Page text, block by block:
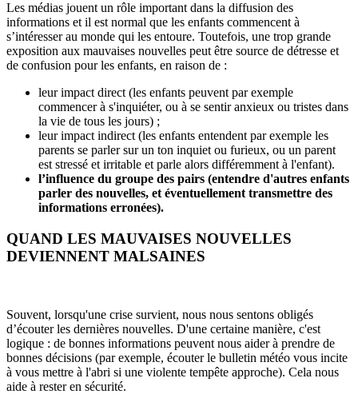
Les médias jouent un rôle important dans la diffusion des
informations et il est normal que les enfants commencent à
s’intéresser au monde qui les entoure. Toutefois, une trop grande
exposition aux mauvaises nouvelles peut être source de détresse et
de confusion pour les enfants, en raison de :
leur impact direct (les enfants peuvent par exemple
commencer à s'inquiéter, ou à se sentir anxieux ou tristes dans
la vie de tous les jours) ;
leur impact indirect (les enfants entendent par exemple les
parents se parler sur un ton inquiet ou furieux, ou un parent
est stressé et irritable et parle alors différemment à l'enfant).
l’influence du groupe des pairs (entendre d'autres enfants
parler des nouvelles, et éventuellement transmettre des
informations erronées).
QUAND LES MAUVAISES NOUVELLES
DEVIENNENT MALSAINES
Souvent, lorsqu'une crise survient, nous nous sentons obligés
d’écouter les dernières nouvelles. D'une certaine manière, c'est
logique : de bonnes informations peuvent nous aider à prendre de
bonnes décisions (par exemple, écouter le bulletin météo vous incite
à vous mettre à l'abri si une violente tempête approche). Cela nous
aide à rester en sécurité.